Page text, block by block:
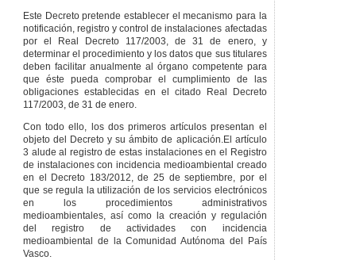
Este Decreto pretende establecer el mecanismo para la
notificación, registro y control de instalaciones afectadas
por el Real Decreto 117/2003, de 31 de enero, y
determinar el procedimiento y los datos que sus titulares
deben facilitar anualmente al órgano competente para
que éste pueda comprobar el cumplimiento de las
obligaciones establecidas en el citado Real Decreto
117/2003, de 31 de enero.
Con todo ello, los dos primeros artículos presentan el
objeto del Decreto y su ámbito de aplicación.El artículo
3 alude al registro de estas instalaciones en el Registro
de instalaciones con incidencia medioambiental creado
en el Decreto 183/2012, de 25 de septiembre, por el
que se regula la utilización de los servicios electrónicos
en los procedimientos administrativos
medioambientales, así como la creación y regulación
del registro de actividades con incidencia
medioambiental de la Comunidad Autónoma del País
Vasco.